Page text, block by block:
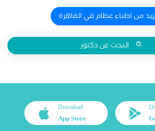
من اطباء عظام في القاهرة
البحث عن دكتور
Download
App Store